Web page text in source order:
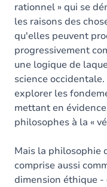
rationnel » qui se
les raisons des
qu'elles peuvent
progressivement
une logique de
science
explorer les
mettant en
philosophes à la «
Mais la philosophie
comprise aussi
dimension éthique -